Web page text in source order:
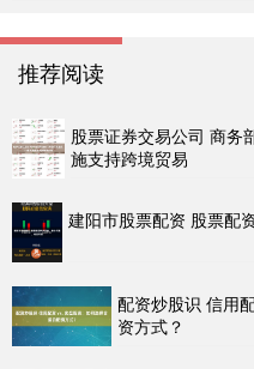
推荐阅读
股票证券交易公司 商务
施支持跨境贸易
建阳市股票配资 股票配
配资炒股识 信用
资方式？